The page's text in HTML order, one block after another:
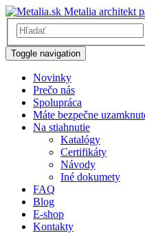
Metalia architekt
Toggle navigation
Novinky
Prečo nás
Spolupráca
Máte bezpečne
Na stiahnutie
Katalógy
Certifikáty
Návody
Iné dokumety
FAQ
Blog
E-shop
Kontakty